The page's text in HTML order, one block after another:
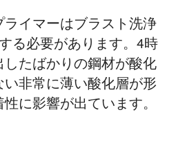
イマーはブラスト洗浄
る必要があります。4時
たばかりの鋼材が酸化
非常に薄い酸化層が形
に影響が出ています。